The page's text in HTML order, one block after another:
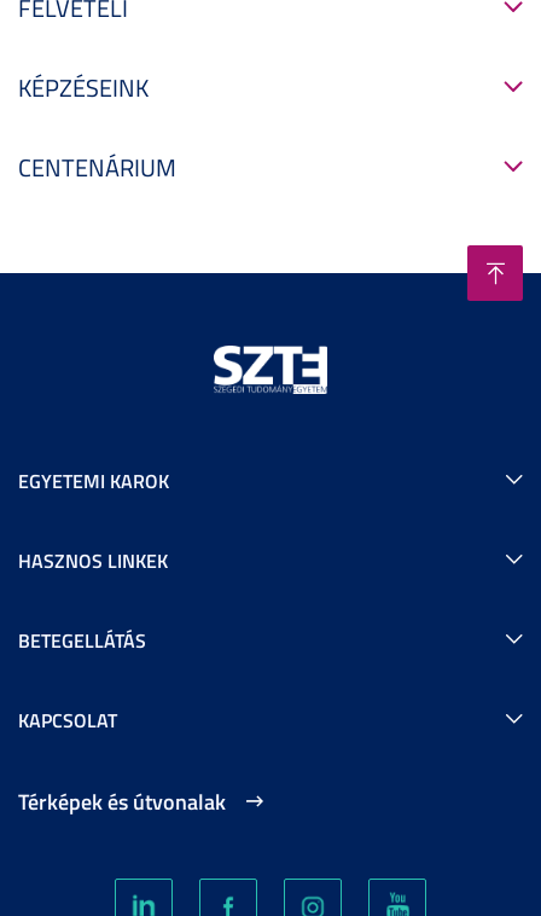
FELVÉTELI
KÉPZÉSEINK
CENTENÁRIUM
EGYETEMI KAROK
HASZNOS LINKEK
BETEGELLÁTÁS
KAPCSOLAT
Térképek és útvonalak